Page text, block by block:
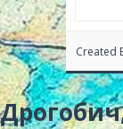
Created